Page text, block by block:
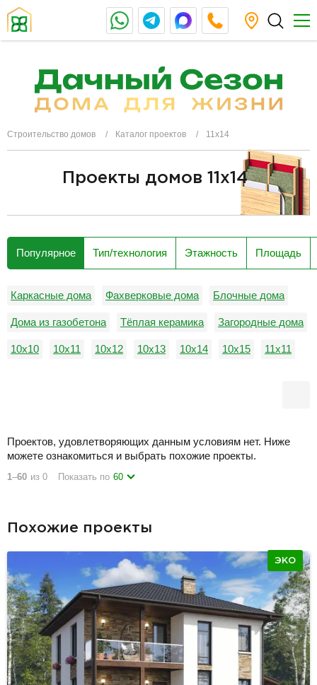
Строительство домов Каталог проектов 11х14
Проекты домов 11x14
Популярное Тип/технология Этажность Площадь
Каркасные дома Фахверковые дома Блочные дома
Дома из газобетона Тёплая керамика Загородные дома
10х10 10х11 10х12 10х13 10х14 10х15 11х11
1–60 из 0 Показать по 60
Проектов, удовлетворяющих данным условиям нет. Ниже
можете ознакомиться и выбрать похожие проекты.
Похожие проекты
ЭКО